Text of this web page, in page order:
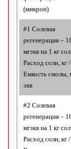
(микрон)
#1 Солевая
регенерация –
мгэкв на 1 кг
Расход соли, кг /
Емкость смолы,
экв
#2 Солевая
регенерация –
мгэкв на 1 кг
Расход соли, кг /